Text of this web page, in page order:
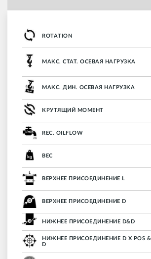
ROTATION
МАКС. СТАТ. ОСЕВАЯ НАГРУЗКА
МАКС. ДИН. ОСЕВАЯ НАГРУЗКА
КРУТЯЩИЙ МОМЕНТ
REC. OILFLOW
ВЕС
ВЕРХНЕЕ ПРИСОЕДИНЕНИЕ L
ВЕРХНЕЕ ПРИСОЕДИНЕНИЕ D
НИЖНЕЕ ПРИСОЕДИНЕНИЕ D&D
НИЖНЕЕ ПРИСОЕДИНЕНИЕ D X POS &
D